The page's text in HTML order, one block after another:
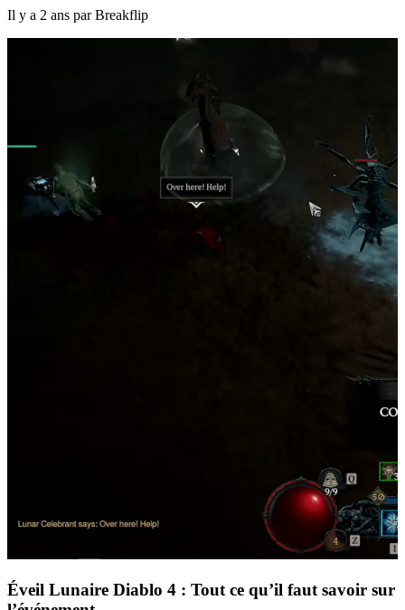
Il y a 2 ans par Breakflip
Éveil Lunaire Diablo 4 : Tout ce qu’il faut savoir sur